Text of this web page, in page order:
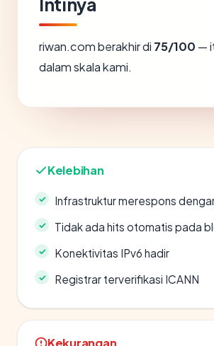
riwan.com berakhir di 75/100 —
dalam skala kami.
Kelebihan
Infrastruktur merespons
Tidak ada hits otomatis pada
Konektivitas IPv6 hadir
Registrar terverifikasi ICANN
Kekurangan